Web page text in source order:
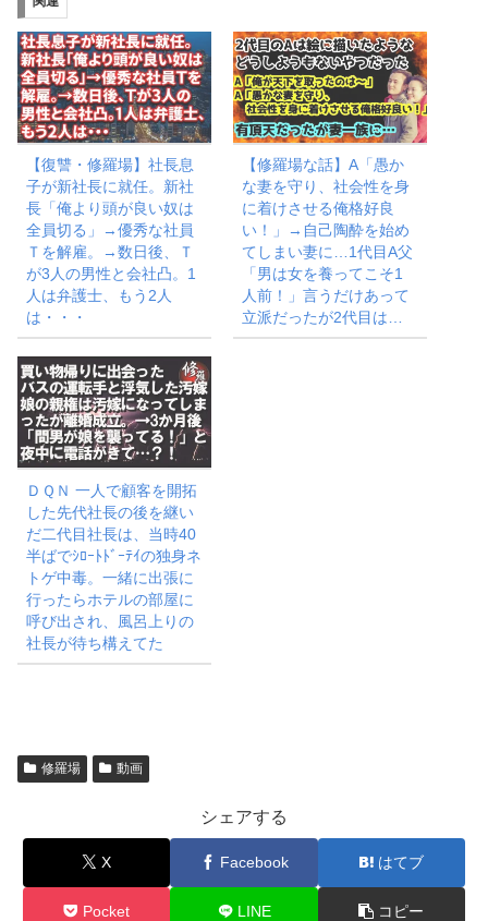
中…
【復讐・修羅場】社長息
子が新社長に就任。新社
長「俺より頭が良い奴は
全員切る」→優秀な社員
Ｔを解雇。→数日後、Ｔ
が3人の男性と会社凸。1
人は弁護士、もう2人
は・・・
【修羅場な話】A「愚か
な妻を守り、社会性を身
に着けさせる俺格好良
い！」→自己陶酔を始め
てしまい妻に…1代目A父
「男は女を養ってこそ1
人前！」言うだけあって
立派だったが2代目は…
ＤＱＮ 一人で顧客を開拓
した先代社長の後を継い
だ二代目社長は、当時40
半ばでｼﾛｰﾄﾄﾞｰﾃｲの独身ネ
トゲ中毒。一緒に出張に
行ったらホテルの部屋に
呼び出され、風呂上りの
社長が待ち構えてた
修羅場 動画
シェアする
X Facebook はてブ
Pocket LINE コピー